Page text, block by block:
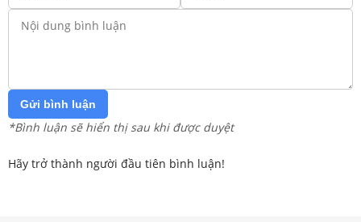
Gửi bình luận
*Bình luận sẽ hiển thị sau khi được duyệt
Hãy trở thành người đầu tiên bình luận!